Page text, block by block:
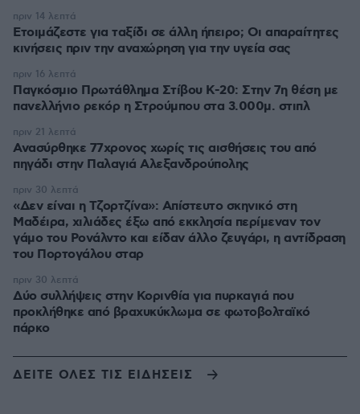
Ετοιμάζεστε για ταξίδι σε άλλη ήπειρο; Οι απαραίτητες
κινήσεις πριν την αναχώρηση για την υγεία σας
πριν 14 λεπτά
Παγκόσμιο Πρωτάθλημα Στίβου Κ-20: Στην 7η θέση με
πανελλήνιο ρεκόρ η Στρούμπου στα 3.000μ. στιπλ
πριν 16 λεπτά
Ανασύρθηκε 77χρονος χωρίς τις αισθήσεις του από
πηγάδι στην Παλαγιά Αλεξανδρούπολης
πριν 21 λεπτά
«Δεν είναι η Τζορτζίνα»: Απίστευτο σκηνικό στη
Μαδέιρα, χιλιάδες έξω από εκκλησία περίμεναν τον
γάμο του Ρονάλντο και είδαν άλλο ζευγάρι, η αντίδραση
του Πορτογάλου σταρ
πριν 30 λεπτά
Δύο συλλήψεις στην Κορινθία για πυρκαγιά που
προκλήθηκε από βραχυκύκλωμα σε φωτοβολταϊκό
πάρκο
πριν 30 λεπτά
ΔΕΙΤΕ ΟΛΕΣ ΤΙΣ ΕΙΔΗΣΕΙΣ